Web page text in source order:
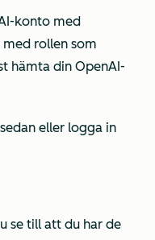
konto med
med rollen som
hämta din OpenAI-
eller logga in
se till att du har de